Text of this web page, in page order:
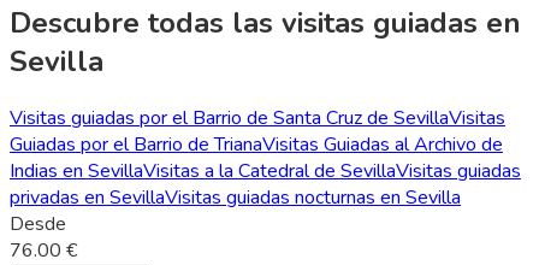
Descubre todas las visitas guiadas en
Sevilla
Visitas guiadas por el Barrio de Santa Cruz de SevillaVisitas
Guiadas por el Barrio de TrianaVisitas Guiadas al Archivo de
Indias en SevillaVisitas a la Catedral de SevillaVisitas guiadas
privadas en SevillaVisitas guiadas nocturnas en Sevilla
Desde
76.00 €